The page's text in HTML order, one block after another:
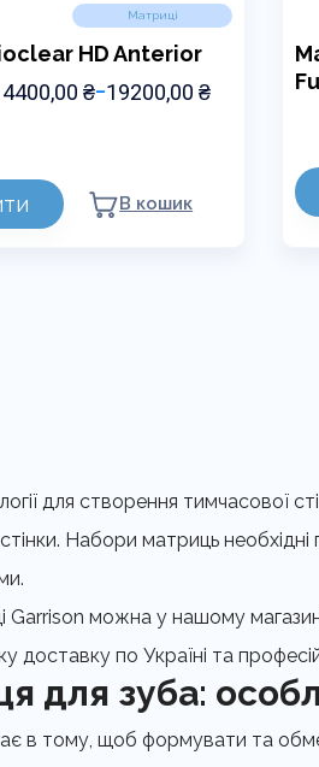
HD Anterior
Матриці
₴–19200,00 ₴
₴
В кошик
Цей
для створення тимчасової
Набори матриць необхідні
Garrison можна у нашому
по Україні та
для зуба:
в тому, щоб формувати та